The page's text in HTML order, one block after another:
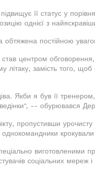
її статус у
однієї з
постійною
центром
літаку, замість того,
Якби я був її
-- обурювався
пропустивши урочисту
однокомандники
виготовленими
соціальних мереж